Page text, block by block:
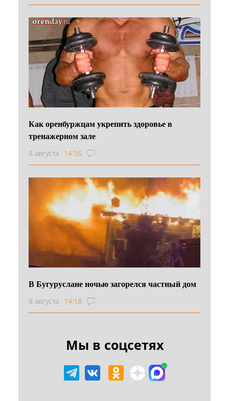
Как оренбуржцам укрепить здоровье в
тренажерном зале
8 августа 14:36
В Бугуруслане ночью загорелся частный дом
8 августа 14:18
Мы в соцсетях